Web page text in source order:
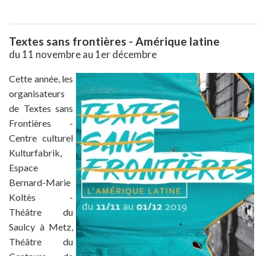
Textes sans frontières - Amérique latine
du 11 novembre au 1er décembre
Cette année, les
organisateurs
de Textes sans
Frontières -
Centre culturel
Kulturfabrik,
Espace
Bernard-Marie
Koltès -
Théâtre du
Saulcy à Metz,
Théâtre du